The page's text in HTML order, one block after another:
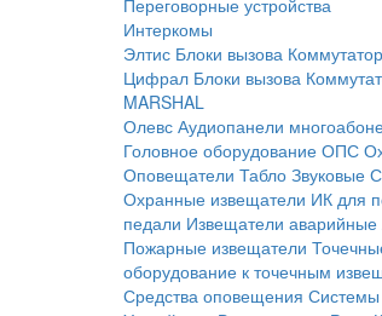
Переговорные устройства
Интеркомы
Элтис Блоки вызова
Цифрал Блоки вызова
MARSHAL
Олевс Аудиопанели
Головное оборудование ОПС
Оповещатели Табло Звуковые
Охранные извещатели ИК для
педали Извещатели аварийные
Пожарные извещатели
оборудование к точечным
Средства оповещения Системы